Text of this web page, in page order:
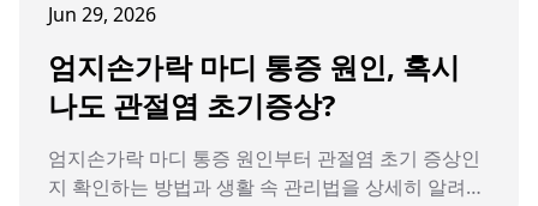
Jun 29, 2026
엄지손가락 마디 통증 원인, 혹시
나도 관절염 초기증상?
엄지손가락 마디 통증 원인부터 관절염 초기 증상인
지 확인하는 방법과 생활 속 관리법을 상세히 알려드